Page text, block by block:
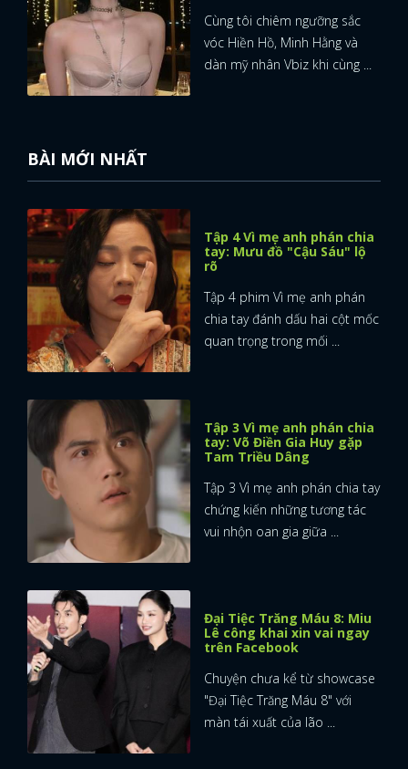
Cùng tôi chiêm ngưỡng sắc
vóc Hiền Hồ, Minh Hằng và
dàn mỹ nhân Vbiz khi cùng ...
BÀI MỚI NHẤT
Tập 4 Vì mẹ anh phán chia
tay: Mưu đồ "Cậu Sáu" lộ
rõ
Tập 4 phim Vì mẹ anh phán
chia tay đánh dấu hai cột mốc
quan trọng trong mối ...
Tập 3 Vì mẹ anh phán chia
tay: Võ Điền Gia Huy gặp
Tam Triều Dâng
Tập 3 Vì mẹ anh phán chia tay
chứng kiến những tương tác
vui nhộn oan gia giữa ...
Đại Tiệc Trăng Máu 8: Miu
Lê công khai xin vai ngay
trên Facebook
Chuyện chưa kể từ showcase
"Đại Tiệc Trăng Máu 8" với
màn tái xuất của lão ...